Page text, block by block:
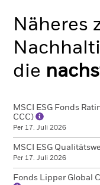
Näheres
die
MSCI ESG Fonds
CCC)
Per 17. Juli 2026
MSCI ESG
Per 17. Juli 2026
Fonds Lipper Global